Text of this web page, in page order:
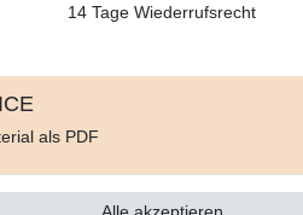
14 Tage Wiederrufsrecht
als PDF